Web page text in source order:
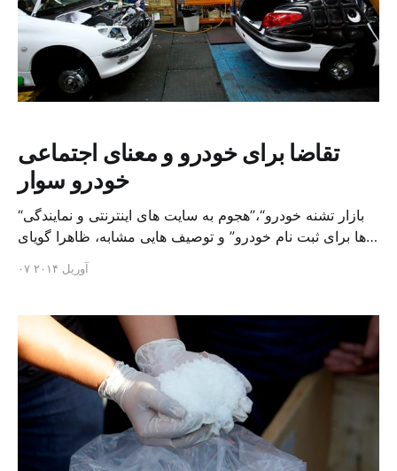
تقاضا برای خودرو و معنای اجتماعی
خودرو سوار
“بازار تشنه خودرو“،”هجوم به سایت های اینترنتی و نمایندگی
ها برای ثبت نام خودرو” و توصیف هایی مشابه، ظاهرا گویای
آن است که بازار خودرو در ایران پتانسیل بزرگی برای خرید
خودروهای بیشتر را دارا است. از سوی دیگر براساس
کشور پانزد
۰۷ آوریل ۲۰۱۴